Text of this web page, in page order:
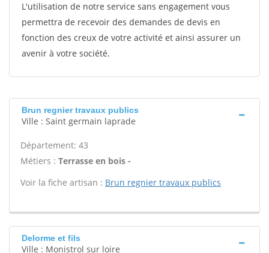
L'utilisation de notre service sans engagement vous
permettra de recevoir des demandes de devis en
fonction des creux de votre activité et ainsi assurer un
avenir à votre société.
Brun regnier travaux publics
Ville : Saint germain laprade
Département: 43
Métiers : Terrasse en bois -
Voir la fiche artisan : Brun regnier travaux publics
Delorme et fils
Ville : Monistrol sur loire